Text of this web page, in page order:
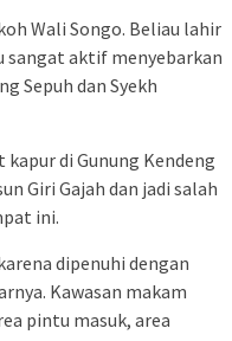
Wali Songo. Beliau lahir
sangat aktif menyebarkan
Sepuh dan Syekh
di Gunung Kendeng
Giri Gajah dan jadi salah
ini.
dipenuhi dengan
Kawasan makam
pintu masuk, area